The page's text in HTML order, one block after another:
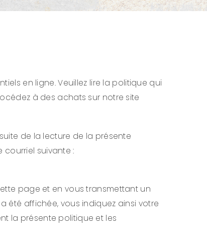
en ligne. Veuillez lire la politique qui
à des achats sur notre site
de la lecture de la présente
suivante :
page et en vous transmettant un
été affichée, vous indiquez ainsi votre
la présente politique et les